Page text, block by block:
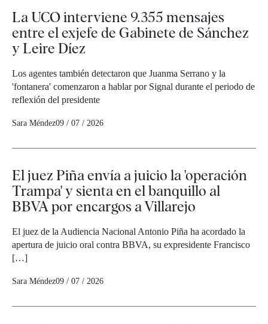
La UCO interviene 9.355 mensajes
entre el exjefe de Gabinete de Sánchez
y Leire Díez
Los agentes también detectaron que Juanma Serrano y la
'fontanera' comenzaron a hablar por Signal durante el periodo de
reflexión del presidente
Sara Méndez09 / 07 / 2026
El juez Piña envía a juicio la 'operación
Trampa' y sienta en el banquillo al
BBVA por encargos a Villarejo
El juez de la Audiencia Nacional Antonio Piña ha acordado la
apertura de juicio oral contra BBVA, su expresidente Francisco
[…]
Sara Méndez09 / 07 / 2026